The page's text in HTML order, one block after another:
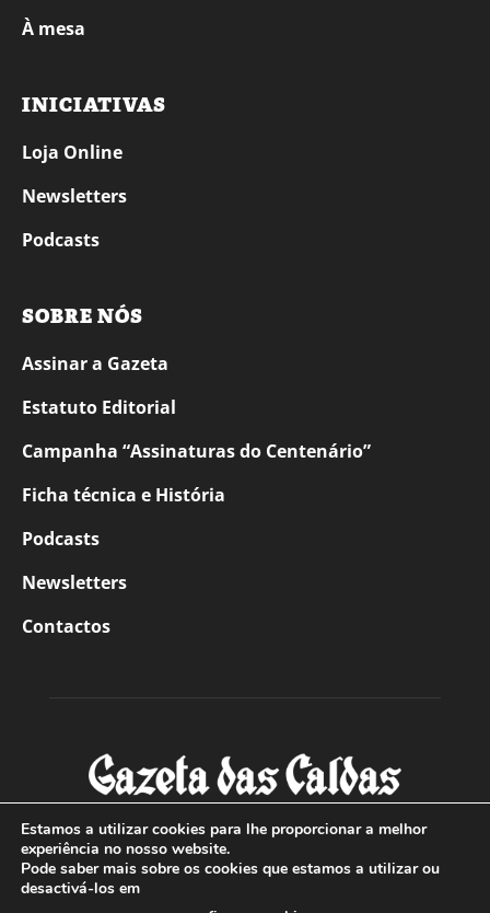
À mesa
INICIATIVAS
Loja Online
Newsletters
Podcasts
SOBRE NÓS
Assinar a Gazeta
Estatuto Editorial
Campanha “Assinaturas do Centenário”
Ficha técnica e História
Podcasts
Newsletters
Contactos
SOBRE NÓS
Estamos a utilizar cookies para lhe proporcionar a melhor
experiência no nosso website.
Pode saber mais sobre os cookies que estamos a utilizar ou
desactivá-los em